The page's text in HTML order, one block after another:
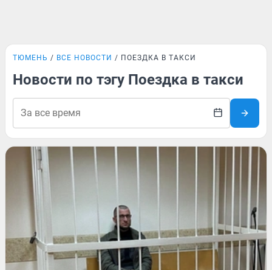
ТЮМЕНЬ ВСЕ НОВОСТИ ПОЕЗДКА В ТАКСИ
Новости по тэгу Поездка в такси